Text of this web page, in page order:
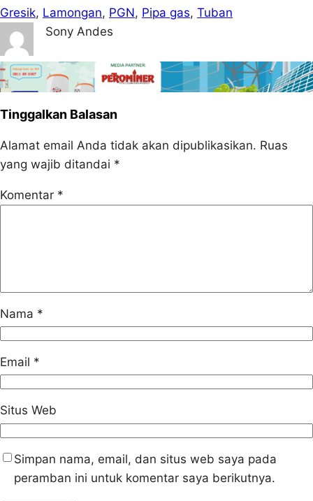
Gresik, Lamongan, PGN, Pipa gas, Tuban
Sony Andes
Tinggalkan Balasan
Alamat email Anda tidak akan dipublikasikan. Ruas
yang wajib ditandai *
Komentar *
Nama *
Email *
Situs Web
Simpan nama, email, dan situs web saya pada
peramban ini untuk komentar saya berikutnya.